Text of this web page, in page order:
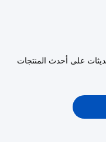
على أحدث المنتجات